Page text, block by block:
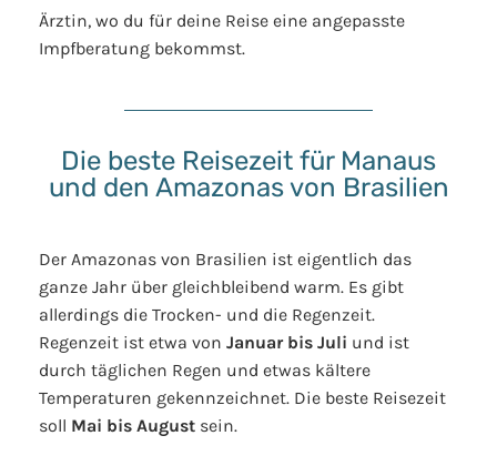
Ärztin, wo du für deine Reise eine angepasste
Impfberatung bekommst.
Die beste Reisezeit für Manaus
und den Amazonas von Brasilien
Der Amazonas von Brasilien ist eigentlich das
ganze Jahr über gleichbleibend warm. Es gibt
allerdings die Trocken- und die Regenzeit.
Regenzeit ist etwa von Januar bis Juli und ist
durch täglichen Regen und etwas kältere
Temperaturen gekennzeichnet. Die beste Reisezeit
soll Mai bis August sein.